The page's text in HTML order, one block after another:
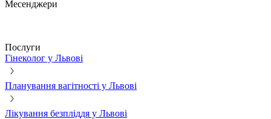
Месенджери
Послуги
Гінеколог у Львові
Планування вагітності у Львові
Лікування безпліддя у Львові